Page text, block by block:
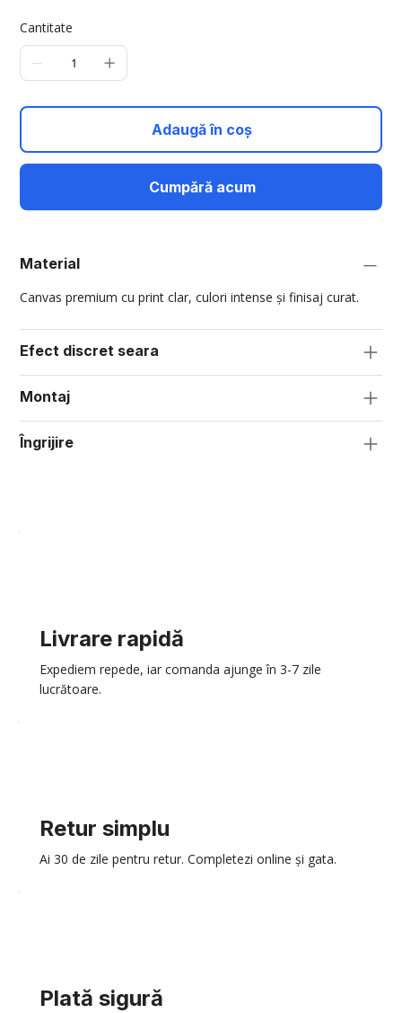
Cantitate
Adaugă în coș
Cumpără acum
Material
Canvas premium cu print clar, culori intense și finisaj curat.
Efect discret seara
Montaj
Îngrijire
Livrare rapidă
Expediem repede, iar comanda ajunge în 3-7 zile
lucrătoare.
Retur simplu
Ai 30 de zile pentru retur. Completezi online și gata.
Plată sigură